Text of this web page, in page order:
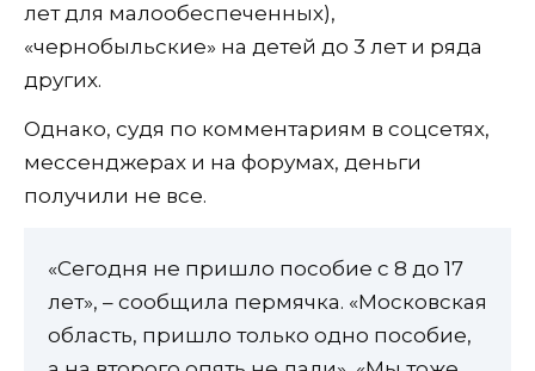
лет для малообеспеченных),
«чернобыльские» на детей до 3 лет и ряда
других.
Однако, судя по комментариям в соцсетях,
мессенджерах и на форумах, деньги
получили не все.
«Сегодня не пришло пособие с 8 до 17
лет», – сообщила пермячка. «Московская
область, пришло только одно пособие,